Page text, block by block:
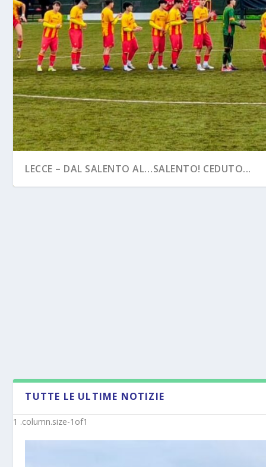
LECCE – DAL SALENTO AL…SALENTO! CEDUTO...
TUTTE LE ULTIME NOTIZIE